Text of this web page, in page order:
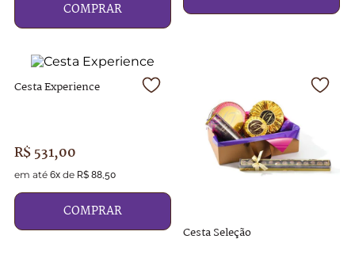
COMPRAR
Cesta Experience
R$ 531,00
em até 6xde R$ 88,50
COMPRAR
Cesta Seleção